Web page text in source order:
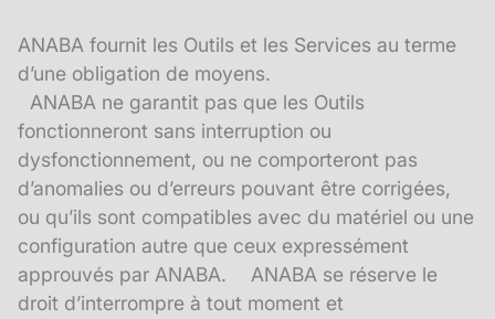
ANABA fournit les Outils et les Services au terme
d’une obligation de moyens.
ANABA ne garantit pas que les Outils
fonctionneront sans interruption ou
dysfonctionnement, ou ne comporteront pas
d’anomalies ou d’erreurs pouvant être corrigées,
ou qu’ils sont compatibles avec du matériel ou une
configuration autre que ceux expressément
approuvés par ANABA. ANABA se réserve le
droit d’interrompre à tout moment et